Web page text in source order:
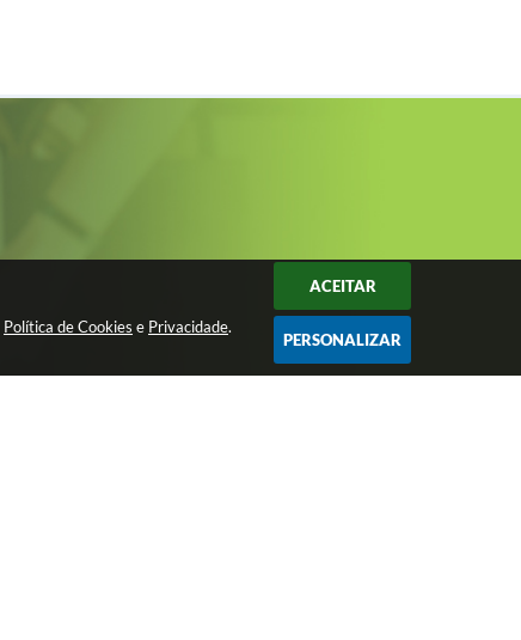
Política de Cookies e Privacidade.
ACEITAR
PERSONALIZAR